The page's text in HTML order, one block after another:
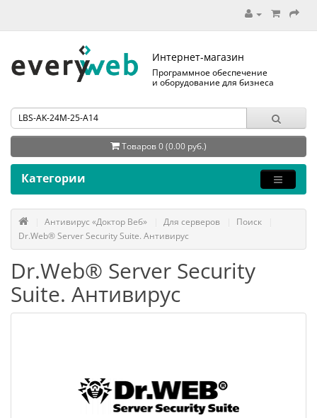
Интернет-магазин
Программное обеспечение
и оборудование для бизнеса
Товаров 0 (0.00 руб.)
Категории
Антивирус «Доктор Веб» Для серверов
Поиск
Dr.Web® Server Security Suite. Антивирус
Dr.Web® Server Security
Suite. Антивирус